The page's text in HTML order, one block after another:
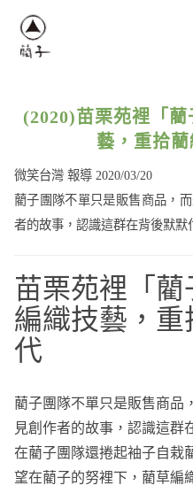
(2020)苗栗苑裡「
藝，重拾
微笑台灣 報導 2020/03/20
藺子團隊不單只是販售商品，
者的故事，認識這群在背後默默
苗栗苑裡「
編織技藝，
代
藺子團隊不單只是販售商品
見創作者的故事，認識這群
在藺子團隊還捲起袖子自栽
望在藺子的努裡下，藺草編